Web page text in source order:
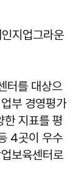
지업그라운
터를 대상으
부 경영평가
지표를 평
4곳이 우수
보육센터로